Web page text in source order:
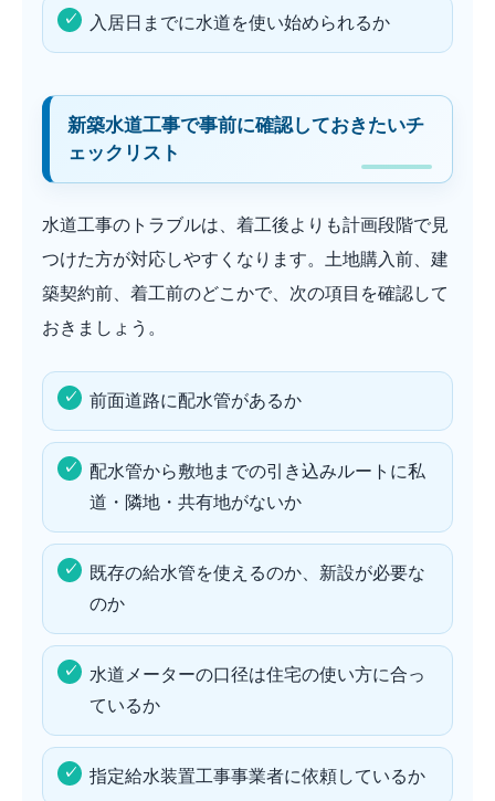
入居日までに水道を使い始められるか
新築水道工事で事前に確認しておきたいチ
ェックリスト
水道工事のトラブルは、着工後よりも計画段階で見
つけた方が対応しやすくなります。土地購入前、建
築契約前、着工前のどこかで、次の項目を確認して
おきましょう。
前面道路に配水管があるか
配水管から敷地までの引き込みルートに私
道・隣地・共有地がないか
既存の給水管を使えるのか、新設が必要な
のか
水道メーターの口径は住宅の使い方に合っ
ているか
指定給水装置工事事業者に依頼しているか